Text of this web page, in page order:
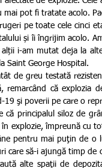
mai pot fi tratate acolo.
și îi îngrijim acolo.
alții i-am mutat deja la
Saint George Hospital.
remarcând că explozia
19 şi poverii pe care o
explozie, împreună cu
pentru mai puţin de o
care să-i ajungă timp
alte spaţii de